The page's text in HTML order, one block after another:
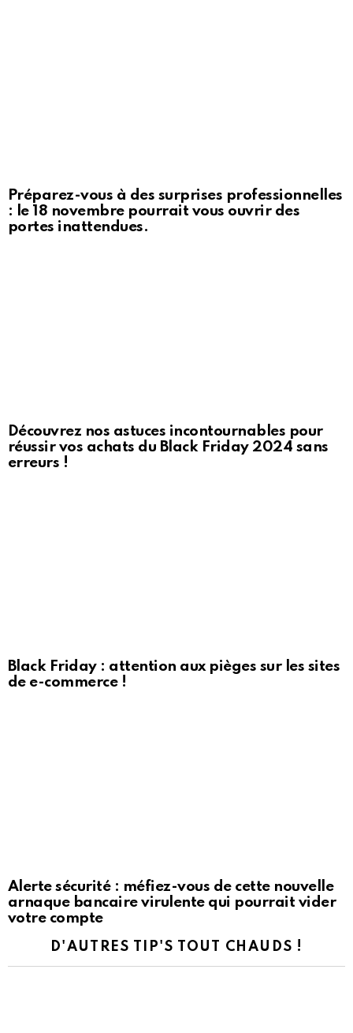
Préparez-vous à des surprises professionnelles
: le 18 novembre pourrait vous ouvrir des
portes inattendues.
Découvrez nos astuces incontournables pour
réussir vos achats du Black Friday 2024 sans
erreurs !
Black Friday : attention aux pièges sur les sites
de e-commerce !
Alerte sécurité : méfiez-vous de cette nouvelle
arnaque bancaire virulente qui pourrait vider
votre compte
D'AUTRES TIP'S TOUT CHAUDS !